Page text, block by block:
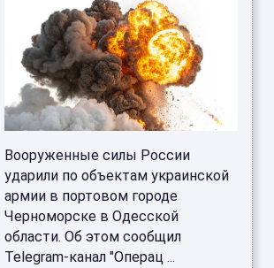
Вооруженные силы России
ударили по объектам украинской
армии в портовом городе
Черноморске в Одесской
области. Об этом сообщил
Telegram-канал "Операц ...